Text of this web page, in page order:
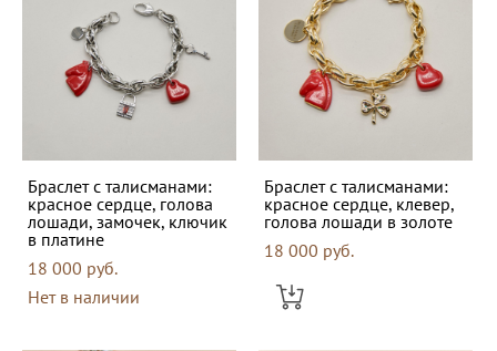
Браслет с талисманами:
красное сердце, голова
лошади, замочек, ключик
в платине
18 000 pуб.
Нет в наличии
Браслет с талисманами:
красное сердце, клевер,
голова лошади в золоте
18 000 pуб.